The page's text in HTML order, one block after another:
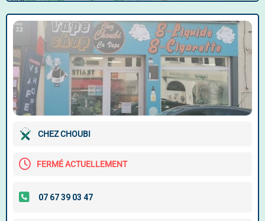
CHEZ CHOUBI
FERMÉ ACTUELLEMENT